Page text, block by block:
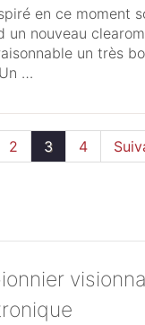
en ce moment
un nouveau
un très
…
2 3 4